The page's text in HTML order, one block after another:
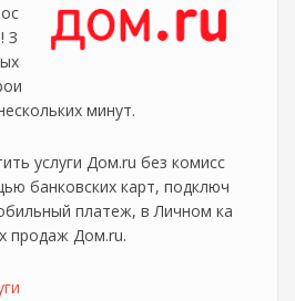
З
минут.
услуги Дом.ru без комисс
банковских карт, подключ
платеж, в Личном ка
продаж Дом.ru.